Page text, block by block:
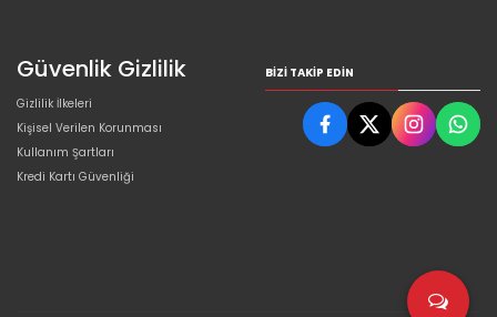
Güvenlik Gizlilik
Gizlilik İlkeleri
Kişisel Verilen Korunması
Kullanım Şartları
Kredi Kartı Güvenliği
BIZI TAKIP EDIN